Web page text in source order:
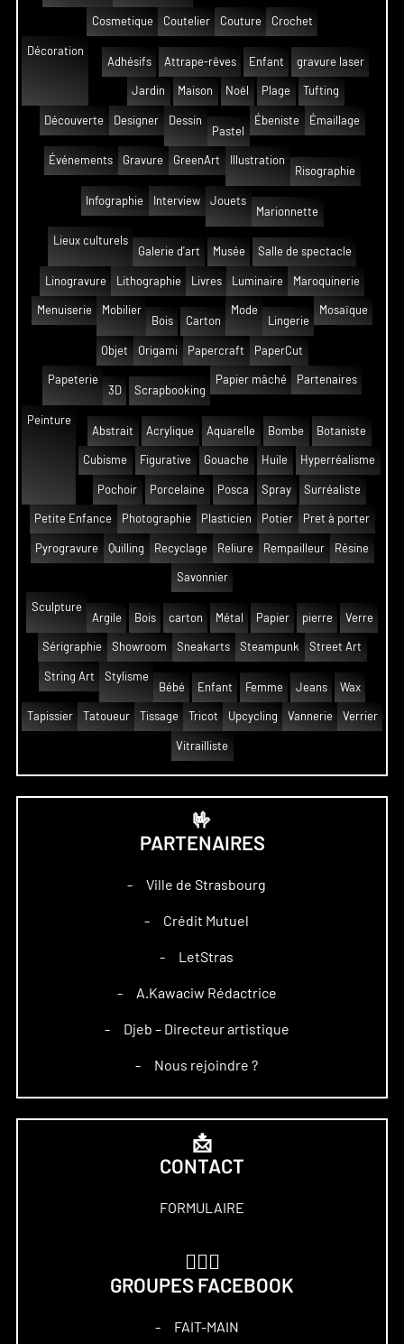
Cosmetique Coutelier Couture Crochet
Décoration
Adhésifs
Attrape-rêves Enfant gravure laser
Jardin Maison Noël Plage Tufting
Découverte Designer
Dessin
Pastel
Ébeniste Émaillage
Événements Gravure GreenArt
Illustration
Risographie
Infographie Interview
Jouets
Marionnette
Lieux culturels
Galerie d'art
Musée Salle de spectacle
Linogravure Lithographie Livres Luminaire Maroquinerie
Menuiserie
Mobilier
Bois
Carton
Mode
Lingerie
Mosaïque
Objet Origami Papercraft PaperCut
Papeterie
3D
Scrapbooking
Papier mâché Partenaires
Peinture
Abstrait
Acrylique Aquarelle Bombe Botaniste
Cubisme Figurative Gouache Huile Hyperréalisme
Pochoir Porcelaine Posca Spray Surréaliste
Petite Enfance Photographie Plasticien Potier Pret à porter
Pyrogravure Quilling Recyclage Reliure Rempailleur Résine
Savonnier
Sculpture
Argile
Bois carton Métal Papier pierre Verre
Sérigraphie Showroom Sneakarts Steampunk Street Art
String Art
Stylisme
Bébé
Enfant Femme Jeans Wax
Tapissier Tatoueur Tissage Tricot Upcycling Vannerie Verrier
Vitrailliste
🤟
PARTENAIRES
– Ville de Strasbourg
– Crédit Mutuel
– LetStras
– A.Kawaciw Rédactrice
– Djeb – Directeur artistique
– Nous rejoindre ?
📩
CONTACT
FORMULAIRE
GROUPES FACEBOOK
– FAIT-MAIN